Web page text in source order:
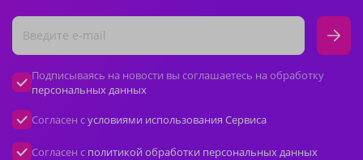
Подписываясь на новости вы соглашаетесь на обработку
персональных данных
Согласен сусловиями использования Сервиса
Согласен с политикой обработки персональных данных